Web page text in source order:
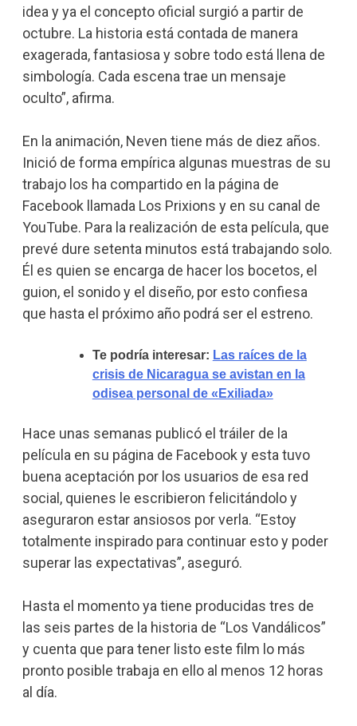
idea y ya el concepto oficial surgió a partir de
octubre. La historia está contada de manera
exagerada, fantasiosa y sobre todo está llena de
simbología. Cada escena trae un mensaje
oculto”, afirma.
En la animación, Neven tiene más de diez años.
Inició de forma empírica algunas muestras de su
trabajo los ha compartido en la página de
Facebook llamada Los Prixions y en su canal de
YouTube. Para la realización de esta película, que
prevé dure setenta minutos está trabajando solo.
Él es quien se encarga de hacer los bocetos, el
guion, el sonido y el diseño, por esto confiesa
que hasta el próximo año podrá ser el estreno.
Te podría interesar: Las raíces de la
crisis de Nicaragua se avistan en la
odisea personal de «Exiliada»
Hace unas semanas publicó el tráiler de la
película en su página de Facebook y esta tuvo
buena aceptación por los usuarios de esa red
social, quienes le escribieron felicitándolo y
aseguraron estar ansiosos por verla. “Estoy
totalmente inspirado para continuar esto y poder
superar las expectativas”, aseguró.
Hasta el momento ya tiene producidas tres de
las seis partes de la historia de “Los Vandálicos”
y cuenta que para tener listo este film lo más
pronto posible trabaja en ello al menos 12 horas
al día.